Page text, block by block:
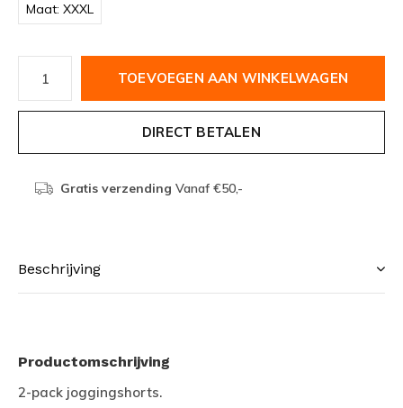
Maat: XXXL
TOEVOEGEN AAN WINKELWAGEN
DIRECT BETALEN
Gratis verzending Vanaf €50,-
Beschrijving
Productomschrijving
2-pack joggingshorts.